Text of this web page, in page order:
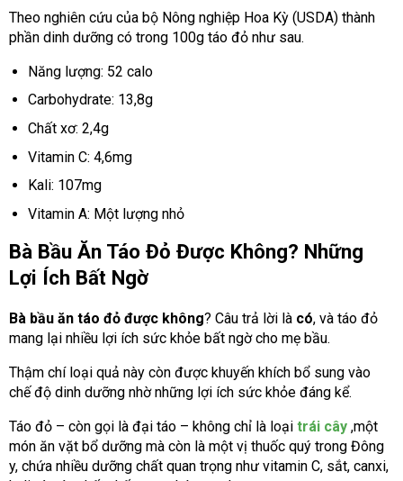
Theo nghiên cứu của bộ Nông nghiệp Hoa Kỳ (USDA) thành
phần dinh dưỡng có trong 100g táo đỏ như sau.
Năng lượng: 52 calo
Carbohydrate: 13,8g
Chất xơ: 2,4g
Vitamin C: 4,6mg
Kali: 107mg
Vitamin A: Một lượng nhỏ
Bà Bầu Ăn Táo Đỏ Được Không? Những
Lợi Ích Bất Ngờ
Bà bầu ăn táo đỏ được không? Câu trả lời là có, và táo đỏ
mang lại nhiều lợi ích sức khỏe bất ngờ cho mẹ bầu.
Thậm chí loại quả này còn được khuyến khích bổ sung vào
chế độ dinh dưỡng nhờ những lợi ích sức khỏe đáng kể.
Táo đỏ – còn gọi là đại táo – không chỉ là loại trái cây ,một
món ăn vặt bổ dưỡng mà còn là một vị thuốc quý trong Đông
y, chứa nhiều dưỡng chất quan trọng như vitamin C, sắt, canxi,